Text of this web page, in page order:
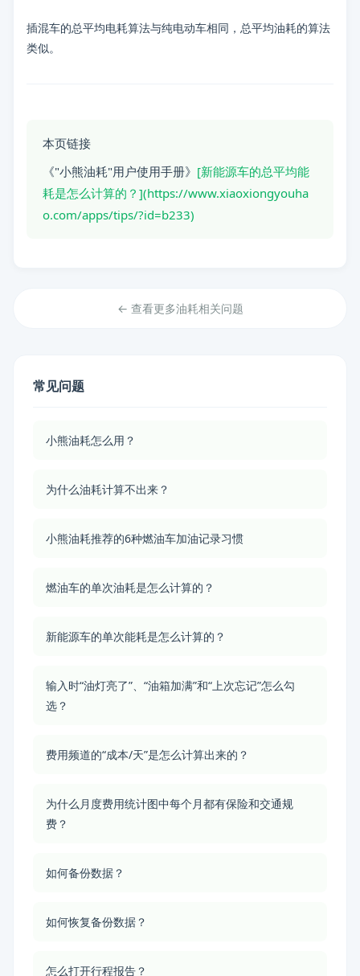
插混车的总平均电耗算法与纯电动车相同，总平均油耗的算法
类似。
本页链接
《"小熊油耗"用户使用手册》 [新能源车的总平均能
耗是怎么计算的？](https://www.xiaoxiongyouha
o.com/apps/tips/?id=b233)
← 查看更多油耗相关问题
常见问题
小熊油耗怎么用？
为什么油耗计算不出来？
小熊油耗推荐的6种燃油车加油记录习惯
燃油车的单次油耗是怎么计算的？
新能源车的单次能耗是怎么计算的？
输入时“油灯亮了”、“油箱加满”和“上次忘记”怎么勾
选？
费用频道的“成本/天”是怎么计算出来的？
为什么月度费用统计图中每个月都有保险和交通规
费？
如何备份数据？
如何恢复备份数据？
怎么打开行程报告？